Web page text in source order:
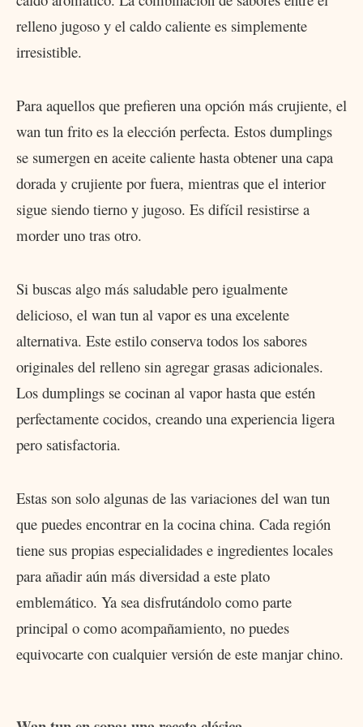
relleno jugoso y el caldo caliente es simplemente
irresistible.
Para aquellos que prefieren una opción más crujiente, el
wan tun frito es la elección perfecta. Estos dumplings
se sumergen en aceite caliente hasta obtener una capa
dorada y crujiente por fuera, mientras que el interior
sigue siendo tierno y jugoso. Es difícil resistirse a
morder uno tras otro.
Si buscas algo más saludable pero igualmente
delicioso, el wan tun al vapor es una excelente
alternativa. Este estilo conserva todos los sabores
originales del relleno sin agregar grasas adicionales.
Los dumplings se cocinan al vapor hasta que estén
perfectamente cocidos, creando una experiencia ligera
pero satisfactoria.
Estas son solo algunas de las variaciones del wan tun
que puedes encontrar en la cocina china. Cada región
tiene sus propias especialidades e ingredientes locales
para añadir aún más diversidad a este plato
emblemático. Ya sea disfrutándolo como parte
principal o como acompañamiento, no puedes
equivocarte con cualquier versión de este manjar chino.